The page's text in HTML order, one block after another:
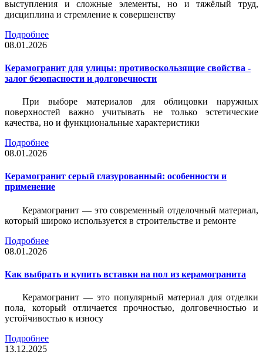
выступления и сложные элементы, но и тяжёлый труд,
дисциплина и стремление к совершенству
Подробнее
08.01.2026
Керамогранит для улицы: противоскользящие свойства -
залог безопасности и долговечности
При выборе материалов для облицовки наружных
поверхностей важно учитывать не только эстетические
качества, но и функциональные характеристики
Подробнее
08.01.2026
Керамогранит серый глазурованный: особенности и
применение
Керамогранит — это современный отделочный материал,
который широко используется в строительстве и ремонте
Подробнее
08.01.2026
Как выбрать и купить вставки на пол из керамогранита
Керамогранит — это популярный материал для отделки
пола, который отличается прочностью, долговечностью и
устойчивостью к износу
Подробнее
13.12.2025